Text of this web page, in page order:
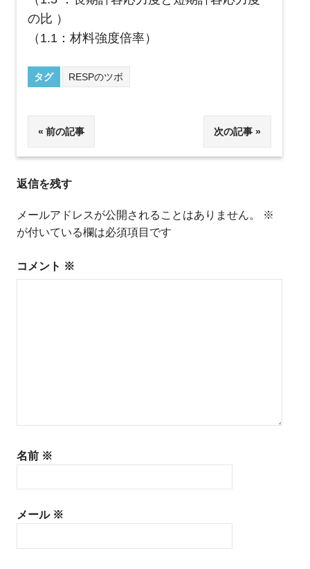
の比 ）
（1.1：材料強度倍率）
タグ RESPのツボ
投
稿
ナ
ビ
ゲ
ー
前の記事 次の記事
返信を残す
メールアドレスが公開されることはありません。
※
が付いている欄は必須項目です
コメント ※
名前 ※
メール ※